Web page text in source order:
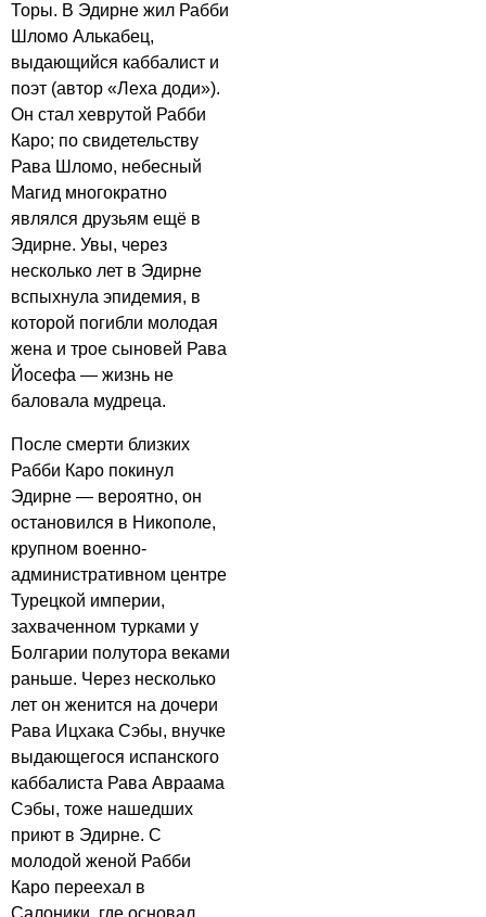
Торы. В Эдирне жил Рабби
Шломо Алькабец,
выдающийся каббалист и
поэт (автор «Леха доди»).
Он стал хеврутой Рабби
Каро; по свидетельству
Рава Шломо, небесный
Магид многократно
являлся друзьям ещё в
Эдирне. Увы, через
несколько лет в Эдирне
вспыхнула эпидемия, в
которой погибли молодая
жена и трое сыновей Рава
Йосефа — жизнь не
баловала мудреца.
После смерти близких
Рабби Каро покинул
Эдирне — вероятно, он
остановился в Никополе,
крупном военно-
административном центре
Турецкой империи,
захваченном турками у
Болгарии полутора веками
раньше. Через несколько
лет он женится на дочери
Рава Ицхака Сэбы, внучке
выдающегося испанского
каббалиста Рава Авраама
Сэбы, тоже нашедших
приют в Эдирне. С
молодой женой Рабби
Каро переехал в